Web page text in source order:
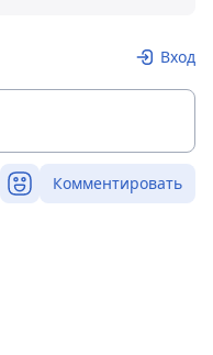
Вход
Комментировать